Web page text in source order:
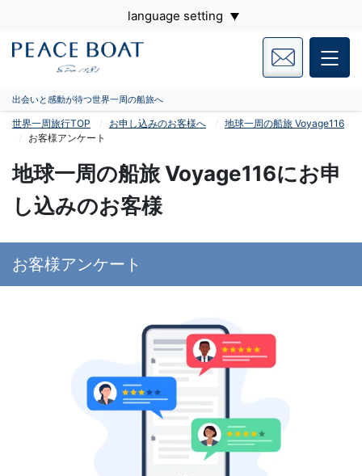
language setting
出会いと感動が待つ世界一周の船旅へ
世界一周旅行TOP お申し込みのお客様へ
地球一周の船旅 Voyage116
お客様アンケート
地球一周の船旅 Voyage116にお申
し込みのお客様
お客様アンケート